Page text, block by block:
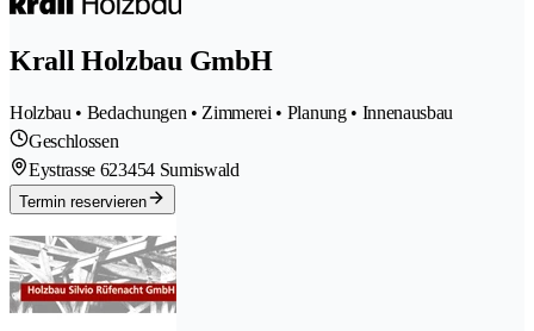
Krall Holzbau GmbH
Holzbau • Bedachungen • Zimmerei • Planung • Innenausbau
Geschlossen
Eystrasse 623454 Sumiswald
Termin reservieren